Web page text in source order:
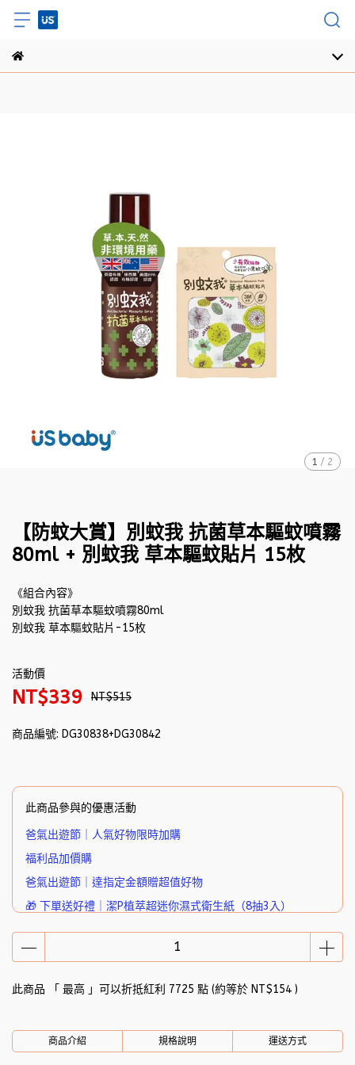
1 / 2
【防蚊大賞】別蚊我 抗菌草本驅蚊噴霧
80ml + 別蚊我 草本驅蚊貼片 15枚
《組合內容》
別蚊我 抗菌草本驅蚊噴霧80ml
別蚊我 草本驅蚊貼片-15枚
活動價
NT$339 NT$515
商品編號: DG30838+DG30842
此商品參與的優惠活動
爸氣出遊節｜人氣好物限時加購
福利品加價購
爸氣出遊節｜達指定金額贈超值好物
🎁 下單送好禮｜潔P植萃超迷你濕式衛生紙（8抽3入）
此商品 「 最高 」可以折抵紅利 7725 點 (約等於 NT$154 )
商品介紹 規格說明 運送方式